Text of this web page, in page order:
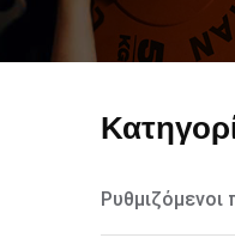
Ρυθμιζόμενοι